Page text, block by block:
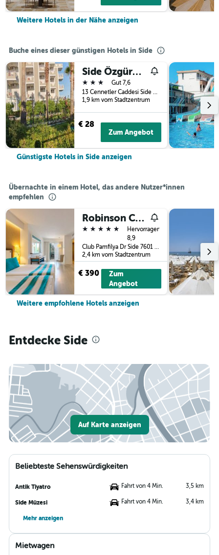
Weitere Hotels in der Nähe anzeigen
Buche eines dieser günstigen Hotels in Side
Side Özgürhan Hotel
3 Sterne
Gut 7,6
13 Cennetler Caddesi Side Cennetler Caddesi No:13 Manavgat/Antalya/Turkei, Side, Türkei
1,9 km vom Stadtzentrum
€ 28
Zum Angebot
Günstigste Hotels in Side anzeigen
Übernachte in einem Hotel, das andere Nutzer*innen
empfehlen
Robinson Club Pamfilya
5 Sterne
Hervorragend
8,9
Club Pamfilya Dr Side 7601 TR, Side, Türkei
2,4 km vom Stadtzentrum
€ 390
Zum
Angebot
Weitere empfohlene Hotels anzeigen
Entdecke Side
Auf Karte anzeigen
Beliebteste Sehenswürdigkeiten
Antik Tiyatro Fahrt von 4 Min. 3,5 km
Side Müzesi Fahrt von 4 Min. 3,4 km
Mehr anzeigen
Mietwagen